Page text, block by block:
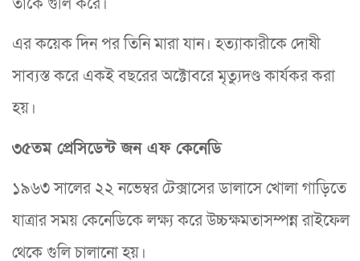
তাকে গুলি করে।
এর কয়েক দিন পর তিনি মারা যান। হত্যাকারীকে দোষী
সাব্যস্ত করে একই বছরের অক্টোবরে মৃত্যুদণ্ড কার্যকর করা
হয়।
৩৫তম প্রেসিডেন্ট জন এফ কেনেডি
১৯৬৩ সালের ২২ নভেম্বর টেক্সাসের ডালাসে খোলা গাড়িতে
যাত্রার সময় কেনেডিকে লক্ষ্য করে উচ্চক্ষমতাসম্পন্ন রাইফেল
থেকে গুলি চালানো হয়।